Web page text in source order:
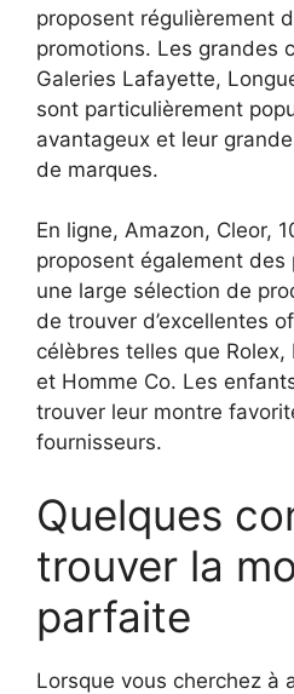
proposent régulièrement
promotions. Les grandes
Galeries Lafayette,
sont particulièrement
avantageux et leur
de marques.
En ligne, Amazon, Cleor,
proposent également
une large sélection de
de trouver d’excellentes
célèbres telles que Rolex,
et Homme Co. Les
trouver leur montre
fournisseurs.
Quelques
trouver la
parfaite
Lorsque vous cherchez à